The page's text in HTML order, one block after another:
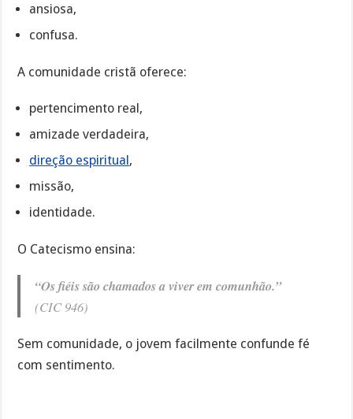
ansiosa,
confusa.
A comunidade cristã oferece:
pertencimento real,
amizade verdadeira,
direção espiritual,
missão,
identidade.
O Catecismo ensina:
“Os fiéis são chamados a viver em comunhão.”
(CIC 946)
Sem comunidade, o jovem facilmente confunde fé
com sentimento.